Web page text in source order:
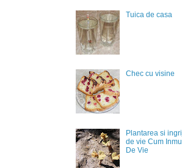
Tuica de casa
Chec cu visine
Plantarea si
de vie Cum
De Vie